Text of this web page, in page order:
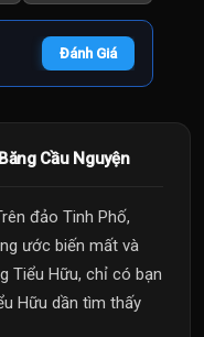
Đánh Giá
Cầu Nguyện
đảo Tinh Phố,
ước biến mất và
Tiểu Hữu, chỉ có bạn
Hữu dần tìm thấy